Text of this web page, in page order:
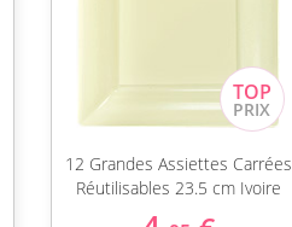
12 Grandes Assiettes Carrées
Réutilisables 23.5 cm Ivoire